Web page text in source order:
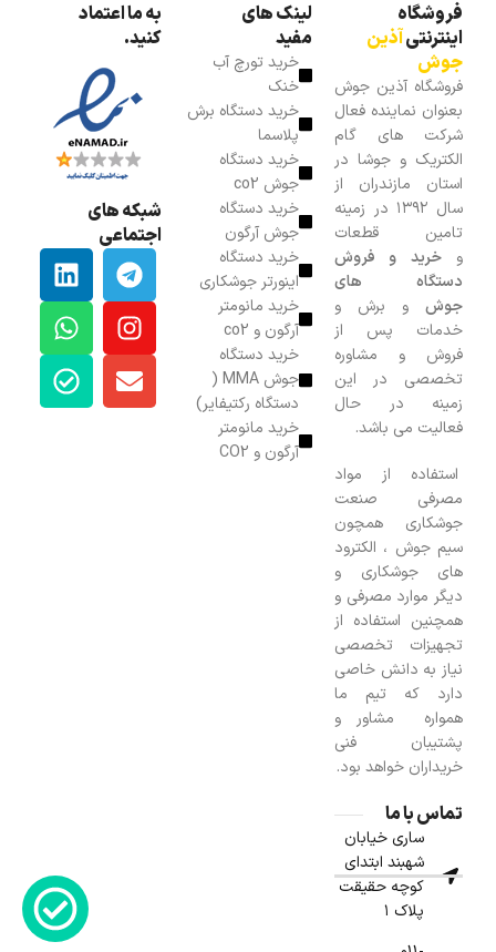
فروشگاه
اینترنتیآذین
جوش
فروشگاه آذین جوش
بعنوان نماینده فعال
شرکت های گام
الکتریک و جوشا در
استان مازندران از
سال ۱۳۹۲ در زمینه
تامین قطعات
وخرید و فروش
دستگاه های
جوش و برش و
خدمات پس از
فروش و مشاوره
تخصصی در این
زمینه در حال
فعالیت می باشد.
استفاده از مواد
مصرفی صنعت
جوشکاری همچون
سیم جوش ، الکترود
های جوشکاری و
دیگر موارد مصرفی و
همچنین استفاده از
تجهیزات تخصصی
نیاز به دانش خاصی
دارد که تیم ما
همواره مشاور و
پشتیبان فنی
خریداران خواهد بود.
تماس با ما
ساری خیابان
شهبند ابتدای
کوچه حقیقت
پلاک ۱
لینک های
مفید
خرید تورچ آب
خنک
خرید دستگاه برش
پلاسما
خرید دستگاه
جوش co2
خرید دستگاه
جوش آرگون
خرید دستگاه
اینورتر جوشکاری
خرید مانومتر
آرگون و co2
خرید دستگاه
جوش MMA (
دستگاه رکتیفایر)
خرید مانومتر
آرگون و CO2
به ما اعتماد
کنید.
شبکه های
اجتماعی